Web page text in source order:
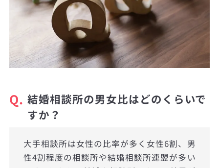
Q. 結婚相談所の男女比はどのくらいで
すか？
大手相談所は女性の比率が多く女性6割、男
性4割程度の相談所や結婚相談所連盟が多い